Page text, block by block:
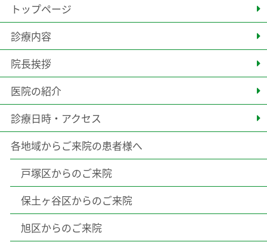
トップページ
診療内容
院長挨拶
医院の紹介
診療日時・アクセス
各地域からご来院の患者様へ
戸塚区からのご来院
保土ヶ谷区からのご来院
旭区からのご来院